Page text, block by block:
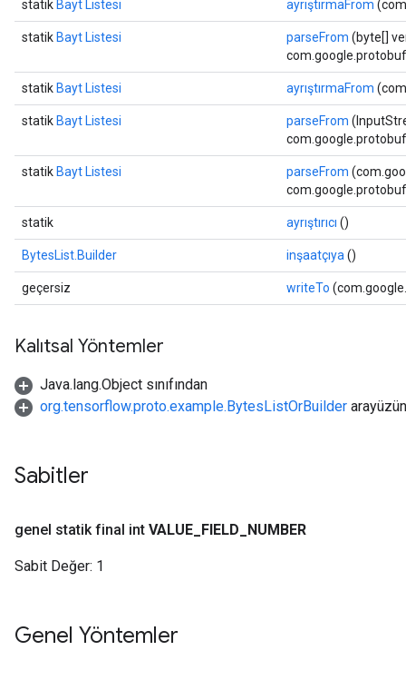
statik Bayt Listesi ayrıştırmaFrom
statik Bayt Listesi parseFrom (byte[]
statik Bayt Listesi ayrıştırmaFrom
statik Bayt Listesi parseFrom
statik Bayt Listesi parseFrom
statik ayrıştırıcı ()
BytesList.Builder inşaatçıya ()
geçersiz writeTo
Kalıtsal Yöntemler
Java.lang.Object sınıfından
org.tensorflow.proto.example.BytesListOrBuilder
Sabitler
genel statik final int VALUE FIELD NUMBER
Sabit Değer: 1
Genel Yöntemler